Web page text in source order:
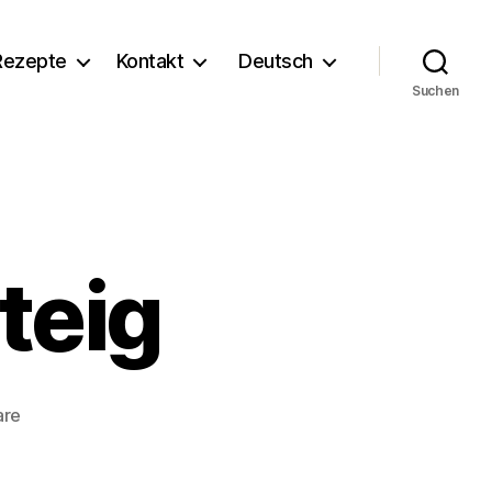
Kontakt Deutsch
Suchen